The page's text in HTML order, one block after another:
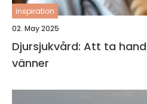
inspiration
02. May 2025
Djursjukvård: Att ta
vänner